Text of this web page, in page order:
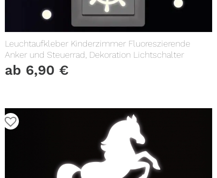
Leuchtaufkleber Kinderzimmer Fluoreszierende
Anker und Steuerrad, Dekoration Lichtschalter
ab 6,90 €